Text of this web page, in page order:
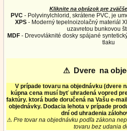
Kliknite na obrázok pre
PVC- Polyvinylchlorid, skrátene PVC, je
XPS- Moderný tepelnoizolačný materiál
uzavretou bunkovou
MDF - Drevovláknité dosky spájané
tlaku
⚠ Dvere na
V prípade tovaru na objednávku (dvere
kúpna cena musí byť uhradená vopred
faktúry. ktorá bude doručená na Vašu e-
objednávky. Dodacia lehota v prípade
dní od uhradenia
⚠ Pre tovar na objednávku podľa zákona
tovaru bez udania